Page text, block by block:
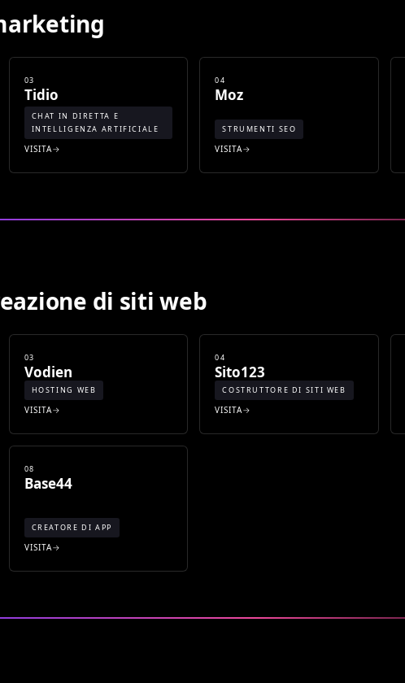
03
Tidio
CHAT IN DIRETTA E
INTELLIGENZA ARTIFICIALE
VISITA
04
Moz
STRUMENTI SEO
VISITA
di siti web
03
Vodien
HOSTING WEB
VISITA
04
Sito123
COSTRUTTORE DI SITI WEB
VISITA
08
Base44
CREATORE DI APP
VISITA